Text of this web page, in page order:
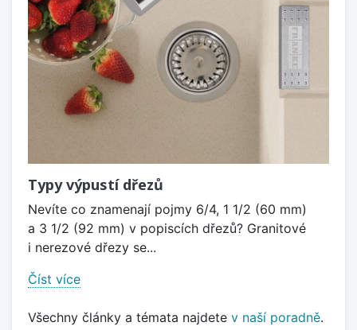
Typy výpustí dřezů
Nevíte co znamenají pojmy 6/4, 1 1/2 (60 mm)
a 3 1/2 (92 mm) v popiscích dřezů? Granitové
i nerezové dřezy se...
Číst více
Všechny články a témata najdete v naší poradně.